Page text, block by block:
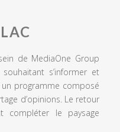
de MediaOne Group
s’informer et
programme composé
d’opinions. Le retour
compléter le paysage